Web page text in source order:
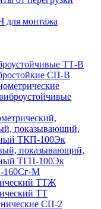
монтажа
ТТ-В
СП-В
показывающий,
ТКП-100Эк
показывающий,
ТГП-100Эк
160Сг-М
ТТЖ
ТТ
СП-2